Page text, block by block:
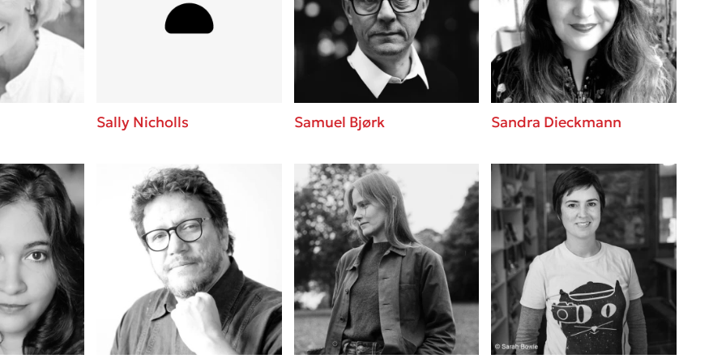
Baccalario
Εύκολη συνταγή για chicken BBQ pizza
από τον Άκη Πετρετζίκη!
3 βιβλία που μπορείς να διαβάσεις σε
Διακοπές με τα παιδιά: Η ανάγκη μας για
παύση σε μετωπική σύγκρουση με τη
Πάνω, κάτω, μπροστά, πίσω; Κάνε το
τεστ και ανακάλυψε την τάση σου!
Sally Nicholls Samuel Bjørk Sandra Dieckmann